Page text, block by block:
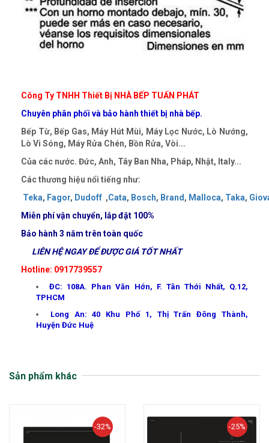
Công Ty TNHH Thiết Bị NHÀ BẾP TUẤN PHÁT
Chuyên phân phối và bảo hành thiết bị nhà bếp.
Bếp Từ, Bếp Gas, Máy Hút Mùi, Máy Lọc Nước, Lò Nướng,
Lò Vi Sóng, Máy Rửa Chén, Bồn Rửa, Vòi...
Của các nước. Đức, Anh, Tây Ban Nha, Pháp, Nhật, Italy...
Các thương hiệu nổi tiếng như:
Teka, Fagor, Dudoff ,Cata, Bosch, Brand , Malloca, Taka,
Miễn phí vận chuyển, lắp đặt 100%
Bảo hành 3 năm trên toàn quốc
LIÊN HỆ NGAY ĐỂ ĐƯỢC GIÁ TỐT NHẤT
Hotline: 0917739557
ĐC: 108A. Phan Văn Hớn, F. Tân Thới Nhất, Q.12,
TPHCM
Long An: 40 Khu Phố 1, Thị Trấn Đông Thành,
Huyện Đức Huệ
Sản phẩm khác
-32% -25%